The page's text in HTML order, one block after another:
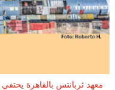
معهد ثربانتس بالقاهرة